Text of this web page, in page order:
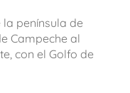
península de
Campeche al
con el Golfo de